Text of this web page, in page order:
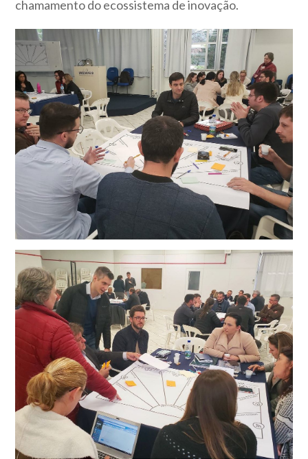
chamamento do ecossistema de inovação.